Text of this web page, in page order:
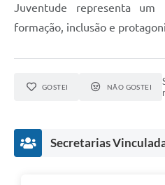
Juventude representa
formação, inclusão e
GOSTEI NÃO GOSTEI
Secretarias